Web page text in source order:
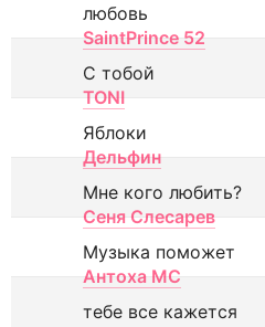
любовь
SaintPrince 52
С тобой
TONI
Яблоки
Дельфин
Мне кого любить?
Сеня Слесарев
Музыка поможет
Антоха МС
тебе все кажется